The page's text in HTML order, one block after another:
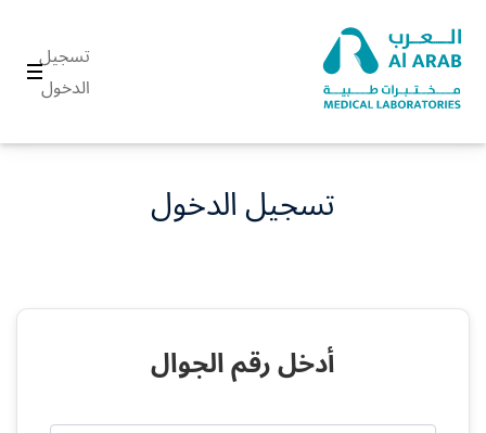
تسجيل
الدخول
تسجيل الدخول
أدخل رقم الجوال